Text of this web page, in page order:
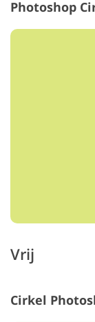
Photoshop
Vrij
Cirkel